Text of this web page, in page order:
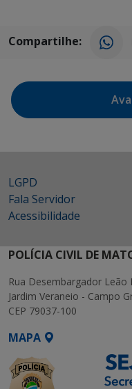
Compartilhe:
LGPD
Fala Servidor
Acessibilidade
POLÍCIA CIVIL DE
Rua Desembargador
Jardim Veraneio - Campo
CEP 79037-100
MAPA